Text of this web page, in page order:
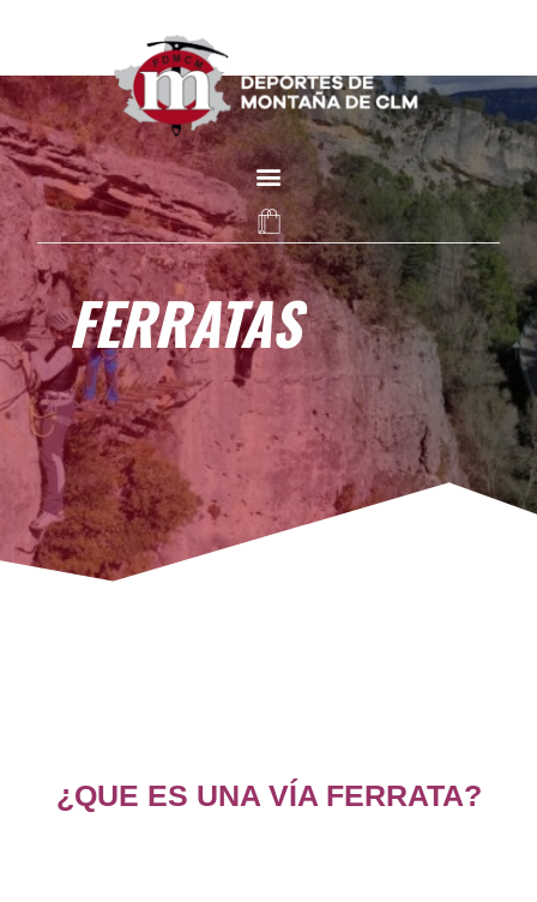
FERRATAS
¿QUE ES UNA VÍA FERRATA?